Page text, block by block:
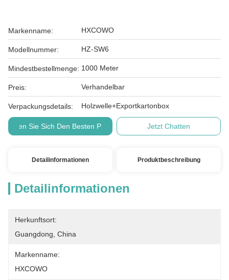
Markenname: HXCOWO
Modellnummer: HZ-SW6
Mindestbestellmenge: 1000 Meter
Preis: Verhandelbar
Verpackungsdetails: Holzwelle+Exportkartonbox
Holen Sie Sich Den Besten Preis Jetzt Chatten
Detailinformationen Produktbeschreibung
Detailinformationen
Herkunftsort:
Guangdong, China
Markenname:
HXCOWO